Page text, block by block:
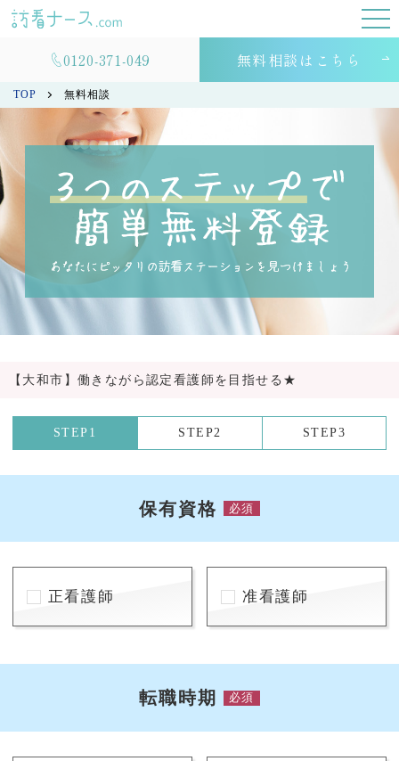
0120-371-049 無料相談はこちら
TOP 無料相談
【大和市】働きながら認定看護師を目指せる★
STEP1 STEP2 STEP3
保有資格 必須
正看護師 准看護師
転職時期 必須